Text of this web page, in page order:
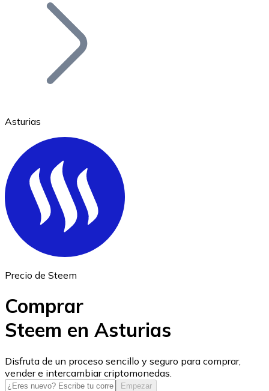
Bitcoin
Ethereum
ETH
USD Coin
USDC
Asturias
Precio de Steem
Comprar
Steem en Asturias
Disfruta de un proceso sencillo y seguro para comprar,
vender e intercambiar criptomonedas.
Empezar